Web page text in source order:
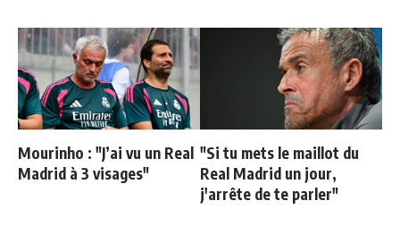
Mourinho : "J’ai vu un Real
Madrid à 3 visages"
"Si tu mets le maillot du
Real Madrid un jour,
j'arrête de te parler"